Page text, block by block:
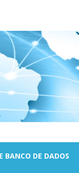
BANCO DE DADOS